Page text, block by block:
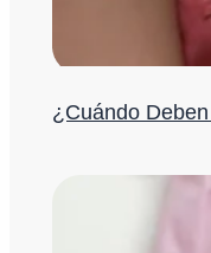
¿Cuándo